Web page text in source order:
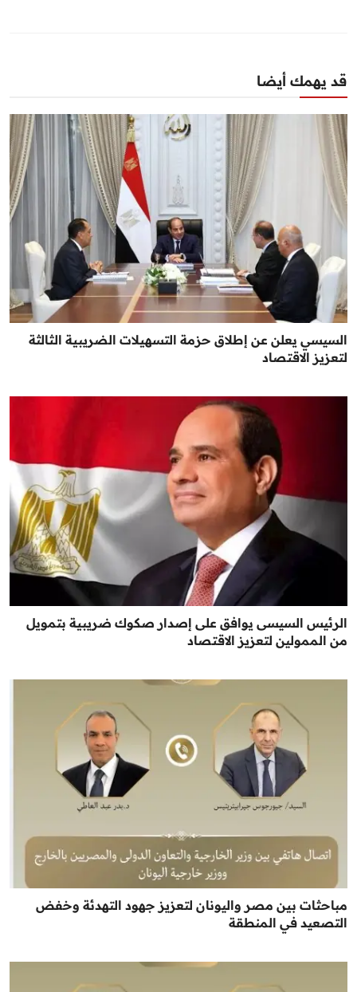
قد يهمك أيضا
السيسي يعلن عن إطلاق حزمة التسهيلات الضريبية الثالثة
لتعزيز الاقتصاد
الرئيس السيسى يوافق على إصدار صكوك ضريبية بتمويل
من الممولين لتعزيز الاقتصاد
مباحثات بين مصر واليونان لتعزيز جهود التهدئة وخفض
التصعيد في المنطقة